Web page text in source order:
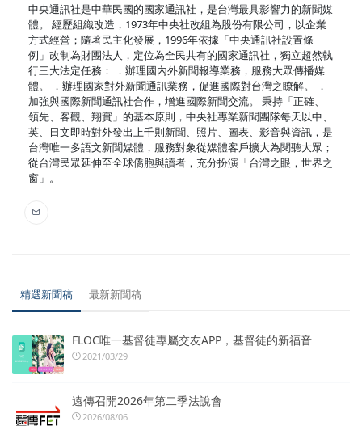
中央通訊社是中華民國的國家通訊社，是台灣最具影響力的新聞媒
體。 經歷組織改造，1973年中央社改組為股份有限公司，以企業
方式經營；隨著民主化發展，1996年依據「中央通訊社設置條
例」改制為財團法人，定位為全民共有的國家通訊社，獨立超然執
行三大法定任務： ．辦理國內外新聞報導業務，服務大眾傳播媒
體。 ．辦理國家對外新聞通訊業務，促進國際對台灣之瞭解。 ．
加強與國際新聞通訊社合作，增進國際新聞交流。 秉持「正確、
領先、客觀、翔實」的基本原則，中央社專業新聞團隊每天以中、
英、日文即時對外發出上千則新聞、照片、圖表、影音與資訊，是
台灣唯一多語文新聞媒體，服務對象從媒體客戶擴大為閱聽大眾；
從台灣民眾延伸至全球僑胞與讀者，充分扮演「台灣之眼，世界之
窗」。
精選新聞稿 最新新聞稿
FLOC唯一基督徒專屬交友APP，基督徒的新福音
2021/03/29
遠傳召開2026年第二季法說會
2026/08/06